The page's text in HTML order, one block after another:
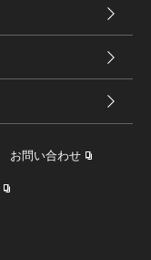
お問い合わせ